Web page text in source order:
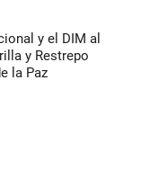
y el DIM al
y Restrepo
la Paz